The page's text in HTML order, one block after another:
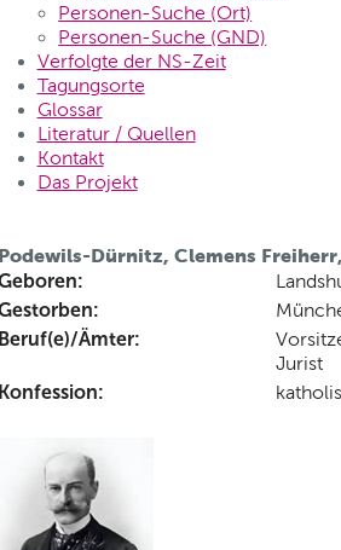
Personen-Suche (Ort)
Personen-Suche (GND)
Verfolgte der NS-Zeit
Tagungsorte
Glossar
Literatur / Quellen
Kontakt
Das Projekt
Dürnitz, Clemens
Ämter:
Jurist